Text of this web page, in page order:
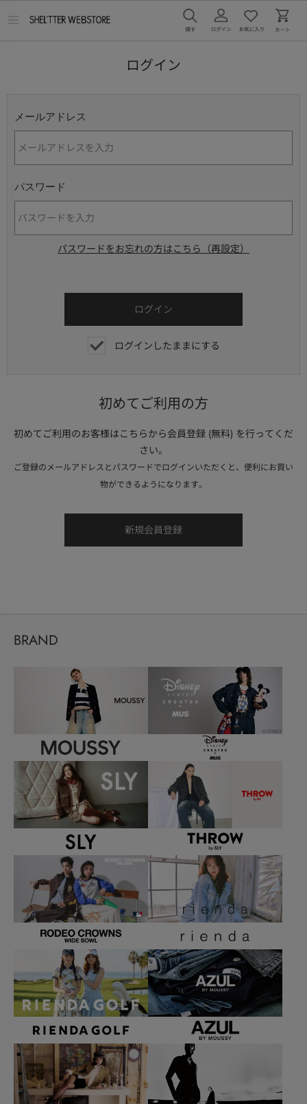
ログイン
メールアドレス
パスワード
パスワードをお忘れの方はこちら（再設定）
ログインしたままにする
初めてご利用の方
初めてご利用のお客様はこちらから会員登録 (無料) を行ってくだ
さい。
ご登録のメールアドレスとパスワードでログインいただくと、便利にお買い
物ができるようになります。
BRAND